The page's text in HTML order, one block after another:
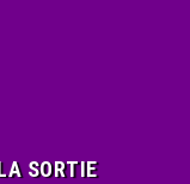
SORTIE